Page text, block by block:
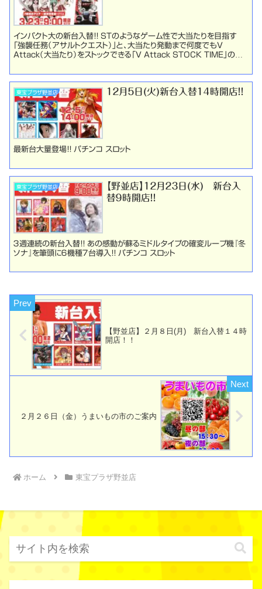
インパクト大の新台入替！！ STのようなゲーム性で大当たりを目指す
「強襲任務（アサルトクエスト）」と、大当たり発動まで何度でもV
Attack（大当たり）をストックできる「V Attack STOCK TIME」の2
東宝プラザ野並店 １２月５日(火)新台入替１４時開店！！
最新台大量登場！！ パチンコ スロット
東宝プラザ野並店
【野並店】１２月２３日(水) 新台入
替９時開店！！
３週連続の新台入替！！ あの感動が蘇るミドルタイプの確変ループ機『冬
ソナ』を筆頭に６機種７台導入！！ パチンコ スロット
【野並店】２月８日(月) 新台入替１４時
開店！！
２月２６日（金）うまいもの市のご案内
ホーム 東宝プラザ野並店